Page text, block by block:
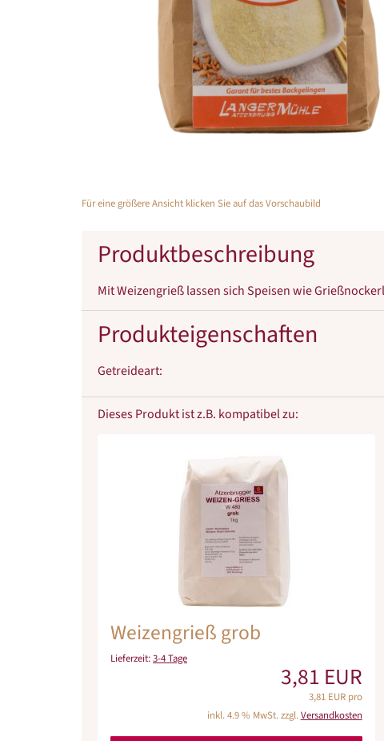
Für eine größere Ansicht klicken Sie auf das Vorschaubild
Produktbeschreibung
Mit Weizengrieß lassen sich Speisen wie
Produkteigenschaften
Getreideart:
Dieses Produkt ist z.B. kompatibel zu:
Weizengrieß grob
Lieferzeit:3-4 Tage
3,81 EUR
3,81 EUR pro
inkl. 4.9 % MwSt. zzgl.Versandkosten